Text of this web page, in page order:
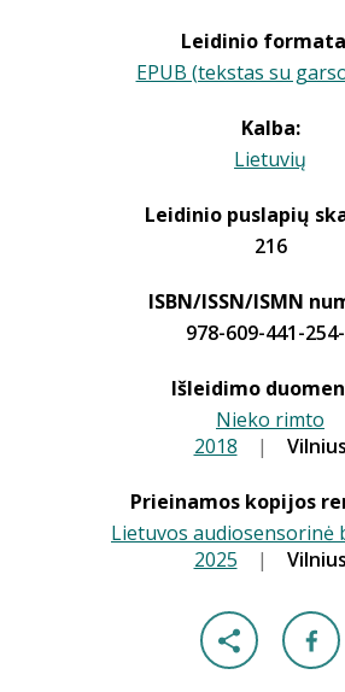
Leidinio
EPUB (tekstas su
Kalba:
Lietuvių
Leidinio puslapių
216
ISBN/ISSN/ISMN
978-609-441-
Išleidimo
Nieko rimto
2018 | Vilnius
Prieinamos kopijos
Lietuvos audiosensorinė
2025 | Vilnius